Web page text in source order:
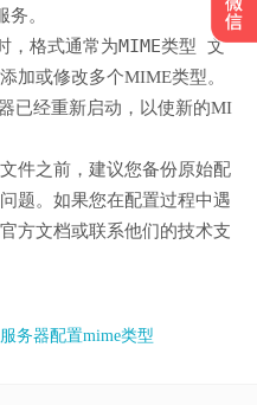
。
，格式通常为MIME类型 文
加或修改多个MIME类型。
已经重新启动，以使新的MI
件之前，建议您备份原始配
题。如果您在配置过程中遇
方文档或联系他们的技术支
务器配置mime类型